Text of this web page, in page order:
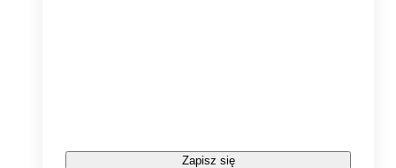
Zapisz się